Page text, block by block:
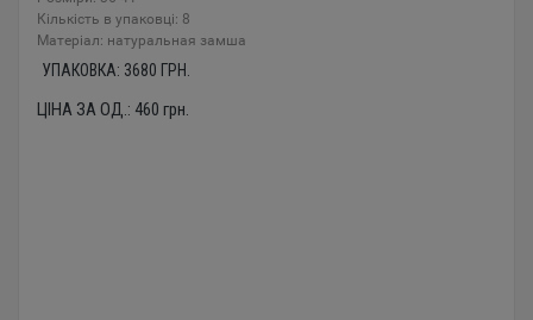
Кількість в упаковці: 8
Mатеріал: натуральная замша
УПАКОВКА: 3680 ГРН.
ЦІНА ЗА ОД.: 460 грн.